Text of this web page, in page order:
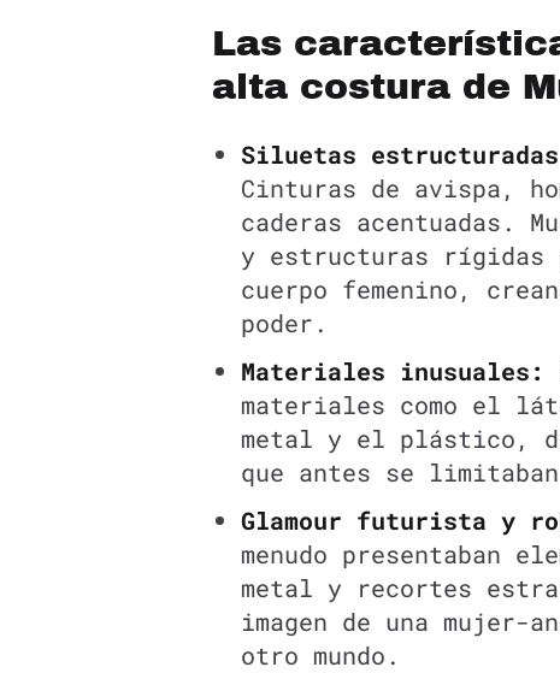
Las
alta costura de
Siluetas
Cinturas de avispa,
caderas acentuadas.
y estructuras rígidas
cuerpo femenino,
poder.
Materiales inusuales:
materiales como el
metal y el plástico,
que antes se
Glamour futurista y
menudo presentaban
metal y recortes
imagen de una mujer-
otro mundo.